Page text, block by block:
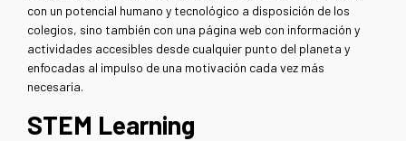
con un potencial humano y tecnológico a disposición de los
colegios, sino también con una página web con información y
actividades accesibles desde cualquier punto del planeta y
enfocadas al impulso de una motivación cada vez más
necesaria.
STEM Learning